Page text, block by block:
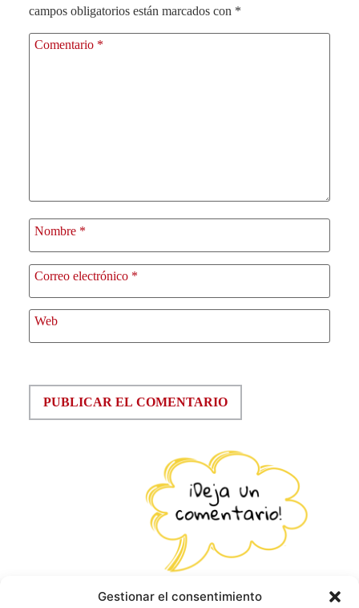
Gestionar el consentimiento
campos obligatorios están marcados con *
Comentario *
Nombre *
Correo electrónico *
Web